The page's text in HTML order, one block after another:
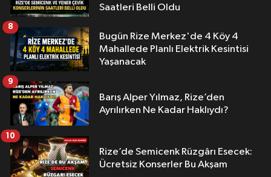
Saatleri Belli Oldu
Bugün Rize Merkez'de 4 Köy 4
Mahallede Planlı Elektrik Kesintisi
Yaşanacak
8
Barış Alper Yılmaz, Rize’den
Ayrılırken Ne Kadar Haklıydı?
9
Rize’de Semicenk Rüzgârı Esecek:
Ücretsiz Konserler Bu Akşam
10